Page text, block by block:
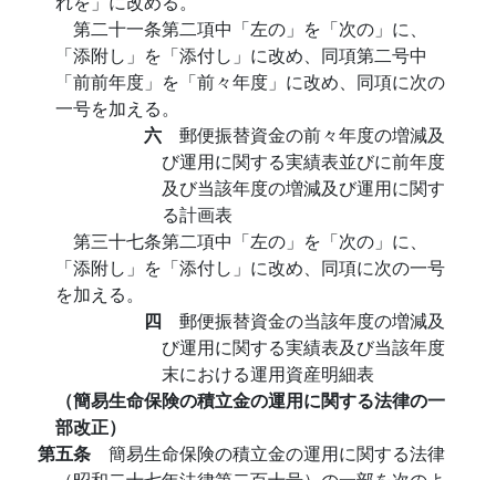
第二十一条第二項中「左の」を「次の」に、
「添附し」を「添付し」に改め、同項第二号中
「前前年度」を「前々年度」に改め、同項に次の
一号を加える。
六 郵便振替資金の前々年度の増減及
び運用に関する実績表並びに前年度
及び当該年度の増減及び運用に関す
る計画表
第三十七条第二項中「左の」を「次の」に、
「添附し」を「添付し」に改め、同項に次の一号
を加える。
四 郵便振替資金の当該年度の増減及
び運用に関する実績表及び当該年度
末における運用資産明細表
（簡易生命保険の積立金の運用に関する法律の一
部改正）
第五条 簡易生命保険の積立金の運用に関する法律